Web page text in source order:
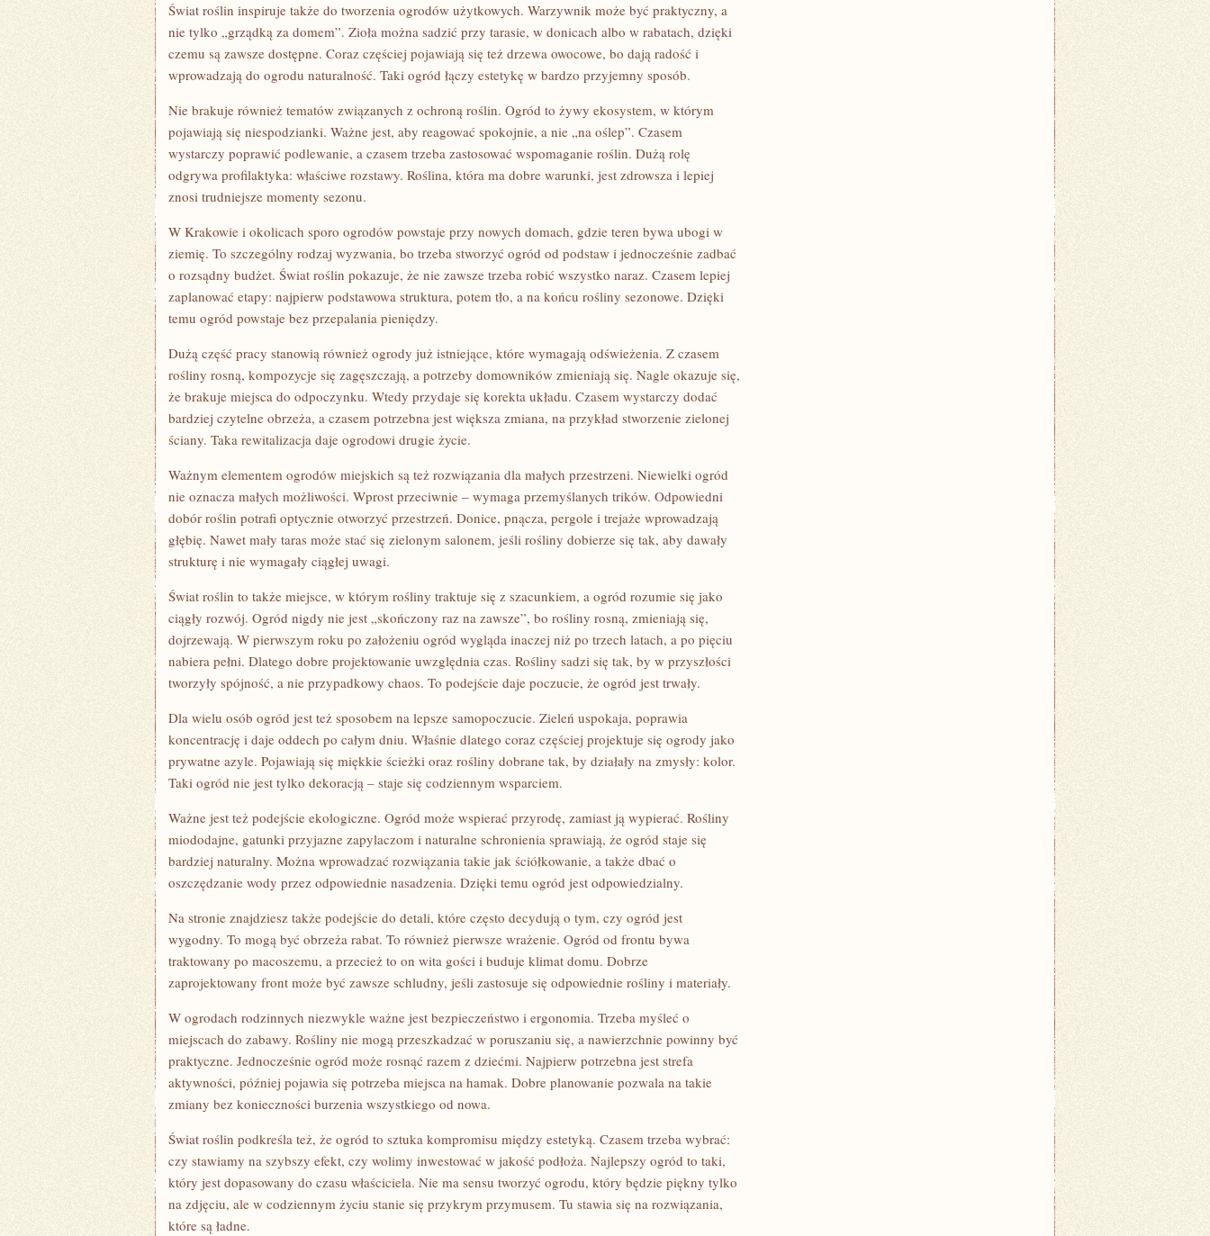
Świat roślin inspiruje także do tworzenia ogrodów użytkowych. Warzywnik może być praktyczny, a
nie tylko „grządką za domem”. Zioła można sadzić przy tarasie, w donicach albo w rabatach, dzięki
czemu są zawsze dostępne. Coraz częściej pojawiają się też drzewa owocowe, bo dają radość i
wprowadzają do ogrodu naturalność. Taki ogród łączy estetykę w bardzo przyjemny sposób.
Nie brakuje również tematów związanych z ochroną roślin. Ogród to żywy ekosystem, w którym
pojawiają się niespodzianki. Ważne jest, aby reagować spokojnie, a nie „na oślep”. Czasem
wystarczy poprawić podlewanie, a czasem trzeba zastosować wspomaganie roślin. Dużą rolę
odgrywa profilaktyka: właściwe rozstawy. Roślina, która ma dobre warunki, jest zdrowsza i lepiej
znosi trudniejsze momenty sezonu.
W Krakowie i okolicach sporo ogrodów powstaje przy nowych domach, gdzie teren bywa ubogi w
ziemię. To szczególny rodzaj wyzwania, bo trzeba stworzyć ogród od podstaw i jednocześnie zadbać
o rozsądny budżet. Świat roślin pokazuje, że nie zawsze trzeba robić wszystko naraz. Czasem lepiej
zaplanować etapy: najpierw podstawowa struktura, potem tło, a na końcu rośliny sezonowe. Dzięki
temu ogród powstaje bez przepalania pieniędzy.
Dużą część pracy stanowią również ogrody już istniejące, które wymagają odświeżenia. Z czasem
rośliny rosną, kompozycje się zagęszczają, a potrzeby domowników zmieniają się. Nagle okazuje się,
że brakuje miejsca do odpoczynku. Wtedy przydaje się korekta układu. Czasem wystarczy dodać
bardziej czytelne obrzeża, a czasem potrzebna jest większa zmiana, na przykład stworzenie zielonej
ściany. Taka rewitalizacja daje ogrodowi drugie życie.
Ważnym elementem ogrodów miejskich są też rozwiązania dla małych przestrzeni. Niewielki ogród
nie oznacza małych możliwości. Wprost przeciwnie – wymaga przemyślanych trików. Odpowiedni
dobór roślin potrafi optycznie otworzyć przestrzeń. Donice, pnącza, pergole i trejaże wprowadzają
głębię. Nawet mały taras może stać się zielonym salonem, jeśli rośliny dobierze się tak, aby dawały
strukturę i nie wymagały ciągłej uwagi.
Świat roślin to także miejsce, w którym rośliny traktuje się z szacunkiem, a ogród rozumie się jako
ciągły rozwój. Ogród nigdy nie jest „skończony raz na zawsze”, bo rośliny rosną, zmieniają się,
dojrzewają. W pierwszym roku po założeniu ogród wygląda inaczej niż po trzech latach, a po pięciu
nabiera pełni. Dlatego dobre projektowanie uwzględnia czas. Rośliny sadzi się tak, by w przyszłości
tworzyły spójność, a nie przypadkowy chaos. To podejście daje poczucie, że ogród jest trwały.
Dla wielu osób ogród jest też sposobem na lepsze samopoczucie. Zieleń uspokaja, poprawia
koncentrację i daje oddech po całym dniu. Właśnie dlatego coraz częściej projektuje się ogrody jako
prywatne azyle. Pojawiają się miękkie ścieżki oraz rośliny dobrane tak, by działały na zmysły: kolor.
Taki ogród nie jest tylko dekoracją – staje się codziennym wsparciem.
Ważne jest też podejście ekologiczne. Ogród może wspierać przyrodę, zamiast ją wypierać. Rośliny
miododajne, gatunki przyjazne zapylaczom i naturalne schronienia sprawiają, że ogród staje się
bardziej naturalny. Można wprowadzać rozwiązania takie jak ściółkowanie, a także dbać o
oszczędzanie wody przez odpowiednie nasadzenia. Dzięki temu ogród jest odpowiedzialny.
Na stronie znajdziesz także podejście do detali, które często decydują o tym, czy ogród jest
wygodny. To mogą być obrzeża rabat. To również pierwsze wrażenie. Ogród od frontu bywa
traktowany po macoszemu, a przecież to on wita gości i buduje klimat domu. Dobrze
zaprojektowany front może być zawsze schludny, jeśli zastosuje się odpowiednie rośliny i materiały.
W ogrodach rodzinnych niezwykle ważne jest bezpieczeństwo i ergonomia. Trzeba myśleć o
miejscach do zabawy. Rośliny nie mogą przeszkadzać w poruszaniu się, a nawierzchnie powinny być
praktyczne. Jednocześnie ogród może rosnąć razem z dziećmi. Najpierw potrzebna jest strefa
aktywności, później pojawia się potrzeba miejsca na hamak. Dobre planowanie pozwala na takie
zmiany bez konieczności burzenia wszystkiego od nowa.
Świat roślin podkreśla też, że ogród to sztuka kompromisu między estetyką. Czasem trzeba wybrać:
czy stawiamy na szybszy efekt, czy wolimy inwestować w jakość podłoża. Najlepszy ogród to taki,
który jest dopasowany do czasu właściciela. Nie ma sensu tworzyć ogrodu, który będzie piękny tylko
na zdjęciu, ale w codziennym życiu stanie się przykrym przymusem. Tu stawia się na rozwiązania,
które są ładne.